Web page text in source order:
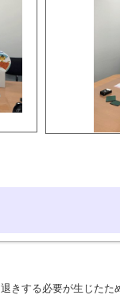
きする必要が生じたた